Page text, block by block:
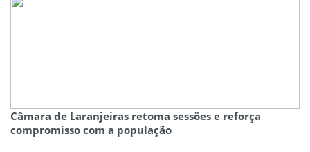
Câmara de Laranjeiras retoma sessões e reforça
compromisso com a população